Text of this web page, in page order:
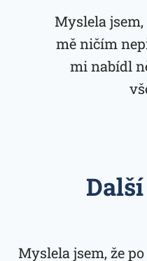
Myslela jsem,
mě ničím
mi nabídl
Myslela jsem, že